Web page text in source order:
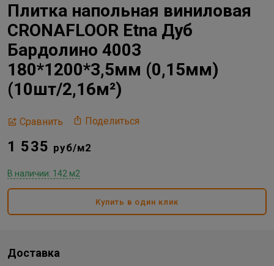
Плитка напольная виниловая
CRONAFLOOR Etna Дуб
Бардолино 4003
180*1200*3,5мм (0,15мм)
(10шт/2,16м²)
Сравнить Поделиться
1 535 руб/м2
В наличии: 142 м2
Купить в один клик
Доставка